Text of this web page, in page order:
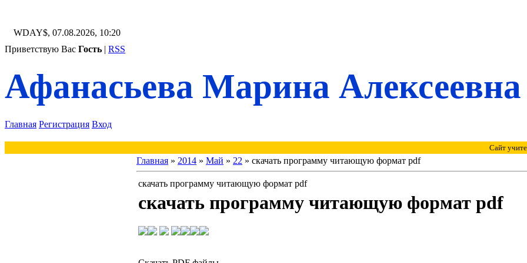
WDAY$, 07.08.2026, 10:20
Приветствую Вас Гость | RSS
Афанасьева Марина Алексеевна
Главная Регистрация Вход
Сайт
Главная » 2014 » Май » 22 » скачать программу читающую формат pdf
скачать программу читающую формат pdf
скачать программу читающую формат pdf